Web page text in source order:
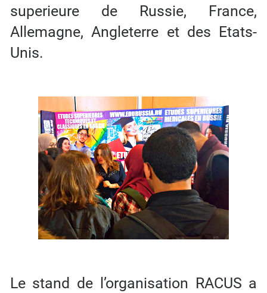
superieure de Russie, France,
Allemagne, Angleterre et des Etats-
Unis.
Le stand de l’organisation RACUS а